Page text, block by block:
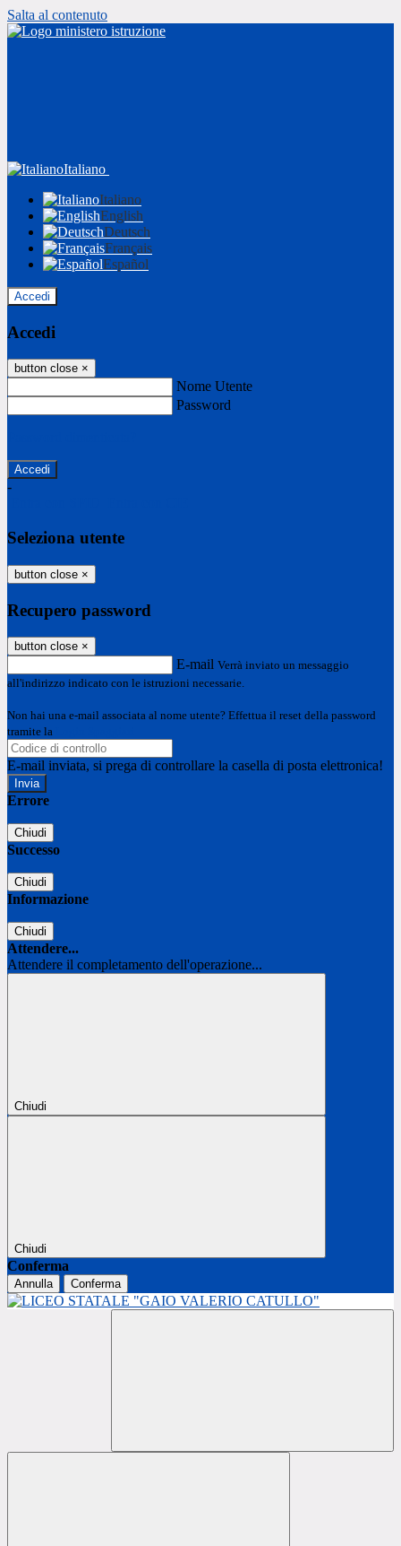
Salta al contenuto
Italiano
Italiano
English
Deutsch
Français
Español
Accedi
Accedi
button close ×
Nome Utente
Password
-
Seleziona utente
button close ×
Recupero password
button close ×
E-mail Verrà inviato un messaggio
all'indirizzo indicato con le istruzioni necessarie.
Non hai una e-mail associata al nome utente? Effettua il reset della password
tramite la
E-mail inviata, si prega di controllare la casella di posta elettronica!
Errore
Chiudi
Successo
Chiudi
Informazione
Chiudi
Attendere...
Attendere il completamento dell'operazione...
Chiudi
Chiudi
Conferma
Annulla Conferma